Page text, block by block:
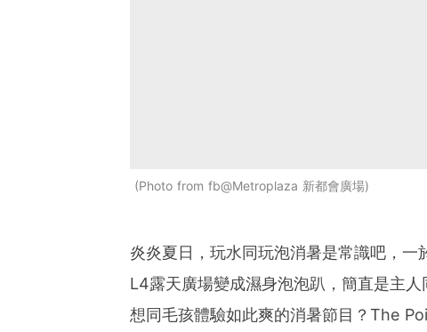
Photo from fb@Metroplaza 新都會廣場
炎炎夏日，玩水同玩泡消暑是常識吧，
L4露天廣場變成濕身泡泡趴，簡直是主
想同毛孩體驗如此爽的消暑節目？The